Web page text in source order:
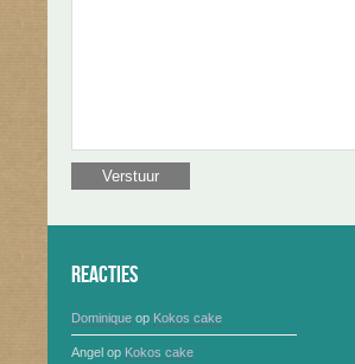
Reacties
Dominique op Kokos cake
Angel op Kokos cake